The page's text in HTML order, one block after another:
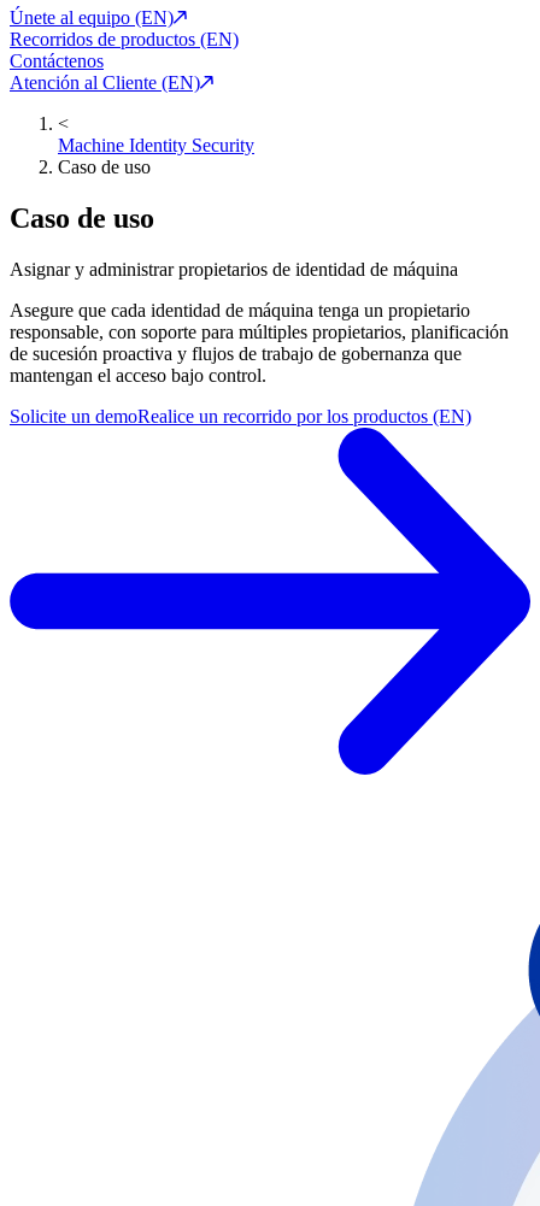
Únete al equipo (EN)
Recorridos de productos (EN)
Contáctenos
Atención al Cliente (EN)
<
Machine Identity Security
Caso de uso
Caso de uso
Asignar y administrar propietarios de identidad de máquina
Asegure que cada identidad de máquina tenga un propietario
responsable, con soporte para múltiples propietarios, planificación
de sucesión proactiva y flujos de trabajo de gobernanza que
mantengan el acceso bajo control.
Solicite un demoRealice un recorrido por los productos (EN)